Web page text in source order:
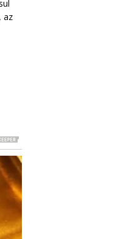
az